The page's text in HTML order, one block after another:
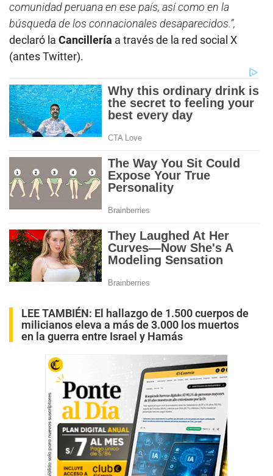
comunidad peruana en ese país, así como en la
búsqueda de los connacionales desaparecidos.”,
declaró la Cancillería a través de la red social X
(antes Twitter).
LEE TAMBIÉN: El hallazgo de 1.500 cuerpos de
milicianos eleva a más de 3.000 los muertos
en la guerra entre Israel y Hamás